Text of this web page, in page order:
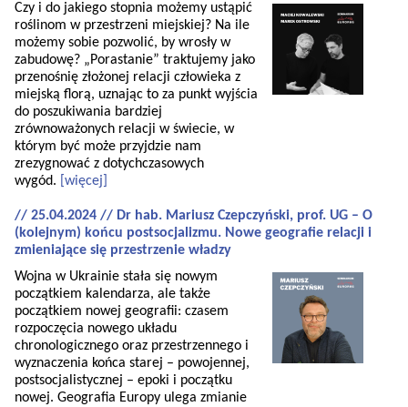
Czy i do jakiego stopnia możemy ustąpić
roślinom w przestrzeni miejskiej? Na ile
możemy sobie pozwolić, by wrosły w
zabudowę? „Porastanie” traktujemy jako
przenośnię złożonej relacji człowieka z
miejską florą, uznając to za punkt wyjścia
do poszukiwania bardziej
zrównoważonych relacji w świecie, w
którym być może przyjdzie nam
zrezygnować z dotychczasowych
wygód.
[więcej]
// 25.04.2024 // Dr hab. Mariusz Czepczyński, prof. UG – O
(kolejnym) końcu postsocjalizmu. Nowe geografie relacji i
zmieniające się przestrzenie władzy
Wojna w Ukrainie stała się nowym
początkiem kalendarza, ale także
początkiem nowej geografii: czasem
rozpoczęcia nowego układu
chronologicznego oraz przestrzennego i
wyznaczenia końca starej – powojennej,
postsocjalistycznej – epoki i początku
nowej. Geografia Europy ulega zmianie